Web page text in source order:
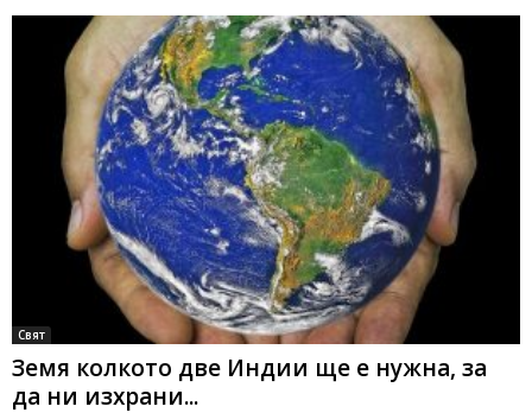
Свят
Земя колкото две Индии ще е нужна, за
да ни изхрани...